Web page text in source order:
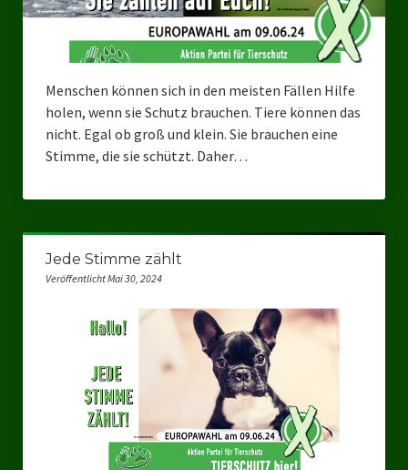
Landtagswahl Thüringen 2024
Landtagswahl Berlin 2021/23
Kommunalwahl Nordrhein-Westfalen 2020
Landtagswahl Thüringen 2019
Europawahl 2019
Landtagswahl Nordrhein-Westfalen 2017
Menschen können sich in den meisten Fällen Hilfe
holen, wenn sie Schutz brauchen. Tiere können das
nicht. Egal ob groß und klein. Sie brauchen eine
Stimme, die sie schützt. Daher…
Jede Stimme zählt
Veröffentlicht Mai 30, 2024